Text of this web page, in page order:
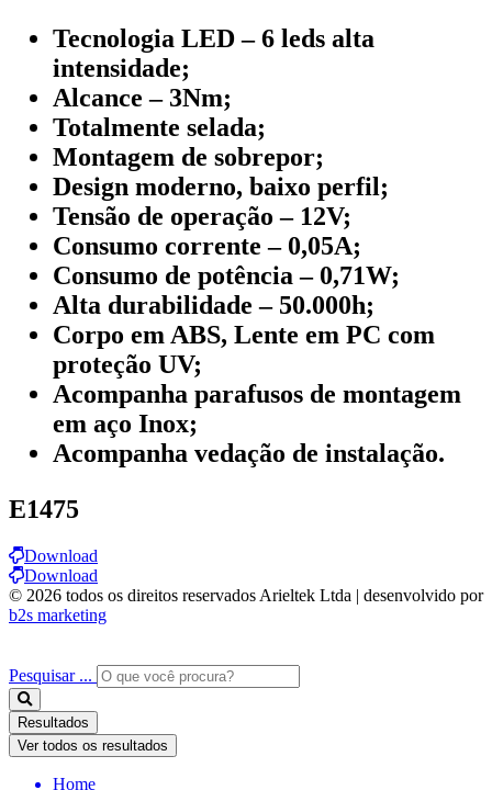
Tecnologia LED – 6 leds alta
intensidade;
Alcance – 3Nm;
Totalmente selada;
Montagem de sobrepor;
Design moderno, baixo perfil;
Tensão de operação – 12V;
Consumo corrente – 0,05A;
Consumo de potência – 0,71W;
Alta durabilidade – 50.000h;
Corpo em ABS, Lente em PC com
proteção UV;
Acompanha parafusos de montagem
em aço Inox;
Acompanha vedação de instalação.
E1475
Download
Download
© 2026 todos os direitos reservados Arieltek Ltda | desenvolvido por
b2s marketing
Pesquisar ...
Resultados
Ver todos os resultados
Home